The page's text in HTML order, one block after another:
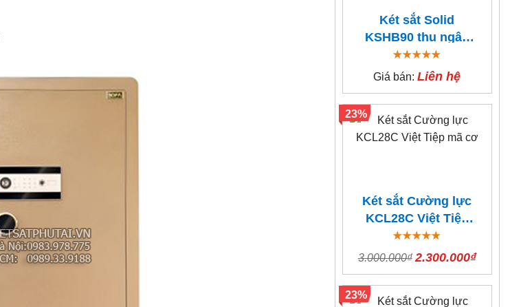
Két sắt Solid
KSHB90 thu ngân
thả tiền
Giá bán:Liên hệ
Két sắt Cường lực
KCL28C Việt Tiệp
mã cơ
3.000.000₫ 2.300.000₫
23%
23%